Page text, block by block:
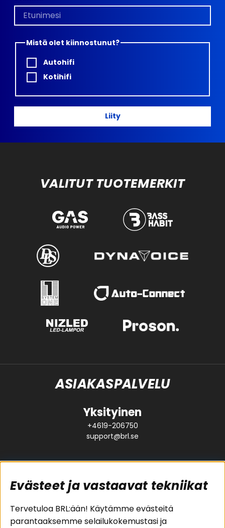
Mistä olet kiinnostunut?
Autohifi
Kotihifi
Liity
VALITUT TUOTEMERKIT
ASIAKASPALVELU
Yksityinen
+4619-206750
support@brl.se
Suositut sivut Asiakaspalvelu
Evästeet ja vastaavat tekniikat
Tervetuloa BRL:ään! Käytämme evästeitä
parantaaksemme selailukokemustasi ja